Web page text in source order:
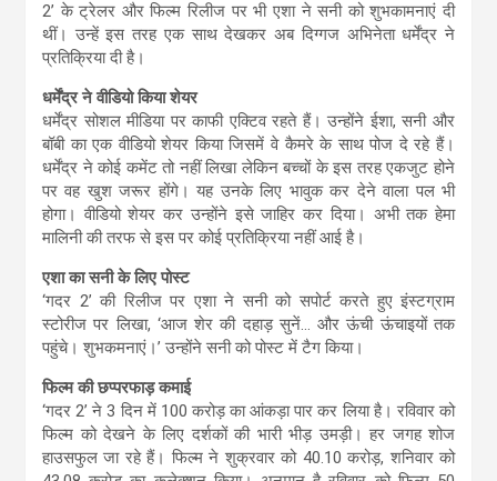
2’ के ट्रेलर और फिल्म रिलीज पर भी एशा ने सनी को शुभकामनाएं दी
थीं। उन्हें इस तरह एक साथ देखकर अब दिग्गज अभिनेता धर्मेंद्र ने
प्रतिक्रिया दी है।
धर्मेंद्र ने वीडियो किया शेयर
धर्मेंद्र सोशल मीडिया पर काफी एक्टिव रहते हैं। उन्होंने ईशा, सनी और
बॉबी का एक वीडियो शेयर किया जिसमें वे कैमरे के साथ पोज दे रहे हैं।
धर्मेंद्र ने कोई कमेंट तो नहीं लिखा लेकिन बच्चों के इस तरह एकजुट होने
पर वह खुश जरूर होंगे। यह उनके लिए भावुक कर देने वाला पल भी
होगा। वीडियो शेयर कर उन्होंने इसे जाहिर कर दिया। अभी तक हेमा
मालिनी की तरफ से इस पर कोई प्रतिक्रिया नहीं आई है।
एशा का सनी के लिए पोस्ट
‘गदर 2’ की रिलीज पर एशा ने सनी को सपोर्ट करते हुए इंस्टग्राम
स्टोरीज पर लिखा, ‘आज शेर की दहाड़ सुनें… और ऊंची ऊंचाइयों तक
पहुंचे। शुभकमनाएं।’ उन्होंने सनी को पोस्ट में टैग किया।
फिल्म की छप्परफाड़ कमाई
‘गदर 2’ ने 3 दिन में 100 करोड़ का आंकड़ा पार कर लिया है। रविवार को
फिल्म को देखने के लिए दर्शकों की भारी भीड़ उमड़ी। हर जगह शोज
हाउसफुल जा रहे हैं। फिल्म ने शुक्रवार को 40.10 करोड़, शनिवार को